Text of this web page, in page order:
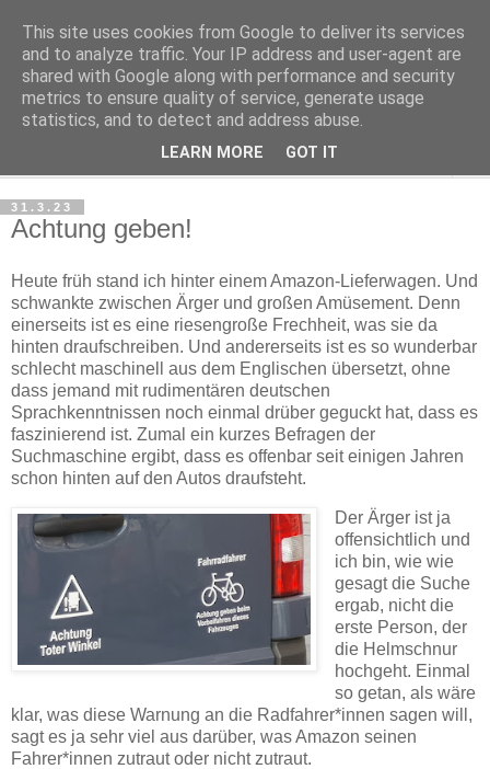
Haltungsturnen
Niveau sieht nur von unten aus wie Arroganz.
31.3.23
Achtung geben!
Heute früh stand ich hinter einem Amazon-Lieferwagen. Und
schwankte zwischen Ärger und großen Amüsement. Denn
einerseits ist es eine riesengroße Frechheit, was sie da
hinten draufschreiben. Und andererseits ist es so wunderbar
schlecht maschinell aus dem Englischen übersetzt, ohne
dass jemand mit rudimentären deutschen
Sprachkenntnissen noch einmal drüber geguckt hat, dass es
faszinierend ist. Zumal ein kurzes Befragen der
Suchmaschine ergibt, dass es offenbar seit einigen Jahren
schon hinten auf den Autos draufsteht.
Der Ärger ist ja
offensichtlich und
ich bin, wie wie
gesagt die Suche
ergab, nicht die
erste Person, der
die Helmschnur
hochgeht. Einmal
so getan, als wäre
klar, was diese Warnung an die Radfahrer*innen sagen will,
sagt es ja sehr viel aus darüber, was Amazon seinen
Fahrer*innen zutraut oder nicht zutraut.
This site uses cookies from Google to deliver its services
and to analyze traffic. Your IP address and user-agent are
shared with Google along with performance and security
metrics to ensure quality of service, generate usage
statistics, and to detect and address abuse.
LEARN MORE GOT IT